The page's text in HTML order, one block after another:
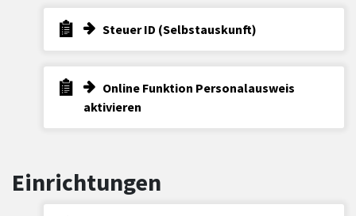
Steuer ID (Selbstauskunft)
Online Funktion Personalausweis
aktivieren
Einrichtungen